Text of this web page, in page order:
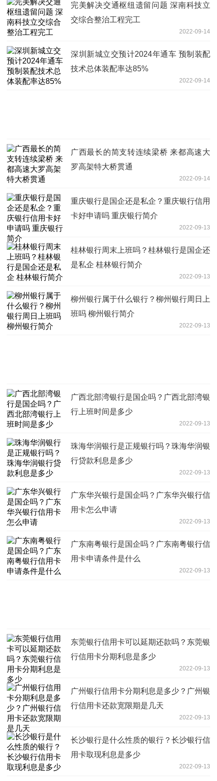
完美解决交通枢纽遗留问题 深南科技立
交综合整治工程完工
2022-09-14
深圳新城立交预计2024年通车 预制装配
技术总体装配率达85%
2022-09-14
广西最长的简支转连续梁桥 来都高速大
罗高架特大桥贯通
2022-09-14
重庆银行是国企还是私企？重庆银行信用
卡好申请吗 重庆银行简介
2022-09-13
桂林银行周末上班吗？桂林银行是国企还
是私企 桂林银行简介
2022-09-13
柳州银行属于什么银行？柳州银行周日上
班吗 柳州银行简介
2022-09-13
广西北部湾银行是国企吗？广西北部湾银
行上班时间是多少
2022-09-13
珠海华润银行是正规银行吗？珠海华润银
行贷款利息是多少
2022-09-13
广东华兴银行是国企吗？广东华兴银行信
用卡怎么申请
2022-09-13
广东南粤银行是国企吗？广东南粤银行信
用卡申请条件是什么
2022-09-13
东莞银行信用卡可以延期还款吗？东莞银
行信用卡分期利息是多少
2022-09-13
广州银行信用卡分期利息是多少？广州银
行信用卡还款宽限期是几天
2022-09-13
长沙银行是什么性质的银行？长沙银行信
用卡取现利息是多少
2022-09-13